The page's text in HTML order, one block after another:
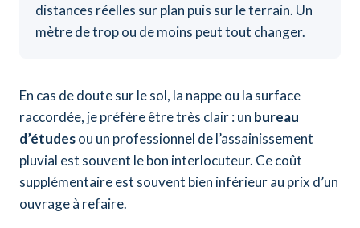
distances réelles sur plan puis sur le terrain. Un
mètre de trop ou de moins peut tout changer.
En cas de doute sur le sol, la nappe ou la surface
raccordée, je préfère être très clair : un bureau
d’étudesou un professionnel de l’assainissement
pluvial est souvent le bon interlocuteur. Ce coût
supplémentaire est souvent bien inférieur au prix d’un
ouvrage à refaire.